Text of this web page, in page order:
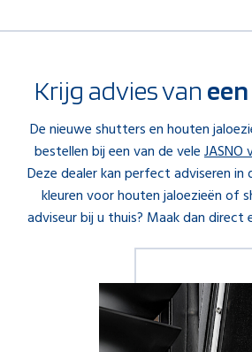
Krijg advies van
De nieuwe shutters en houten
bestellen bij een van de veleJASNO
Deze dealer kan perfect adviseren in
kleuren voor houten jaloezieën of
adviseur bij u thuis? Maak dan direct